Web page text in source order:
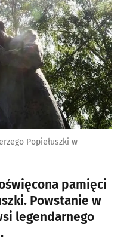
Popiełuszki w
pamięci
Powstanie w
legendarnego